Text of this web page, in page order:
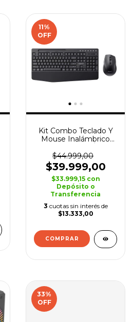
11%
OFF
Kit Combo Teclado Y
Mouse Inalámbrico
$44.999,00
$39.999,00
$33.999,15 con
Depósito o
Transferencia
3 cuotas sin interés de
$13.333,00
COMPRAR
33%
OFF